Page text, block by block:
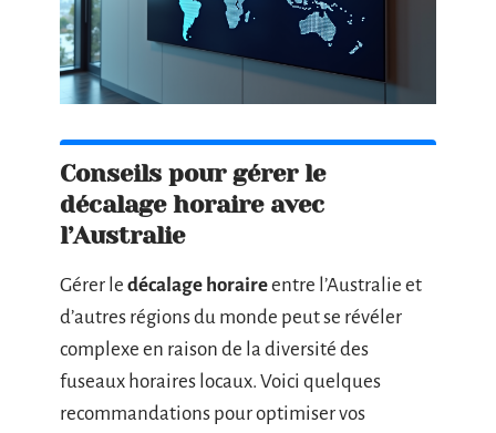
Conseils pour gérer le
décalage horaire avec
l’Australie
Gérer le décalage horaireentre l’Australie et
d’autres régions du monde peut se révéler
complexe en raison de la diversité des
fuseaux horaires locaux. Voici quelques
recommandations pour optimiser vos